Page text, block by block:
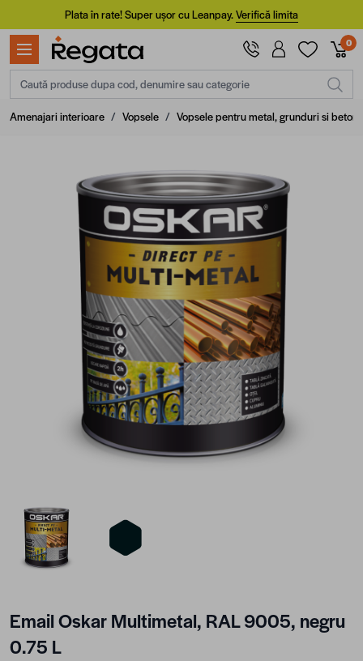
Mergi la ConținutPlata în rate! Super ușor cu Leanpay.Verifică limita
0
Caută produse dupa cod, denumire sau categorie
Amenajari interioare / Vopsele / Vopsele pentru metal, grunduri si beton
View larger image
Email Oskar Multimetal, RAL 9005, negru
0.75 L